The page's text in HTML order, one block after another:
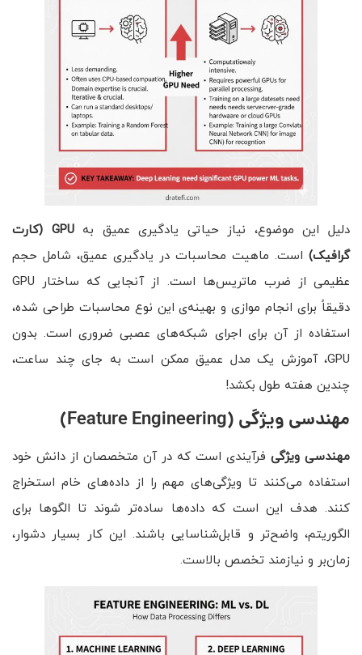
دلیل این موضوع، نیاز حیاتی یادگیری عمیق بهGPU (کارت
گرافیک) است. ماهیت محاسبات در یادگیری عمیق، شامل حجم
عظیمی از ضرب ماتریس‌ها است. از آنجایی که ساختار GPU
دقیقاً برای انجام موازی و بهینه‌ی این نوع محاسبات طراحی شده،
استفاده از آن برای اجرای شبکه‌های عصبی ضروری است. بدون
GPU، آموزش یک مدل عمیق ممکن است به جای چند ساعت،
چندین هفته طول بکشد!
مهندسی ویژگی (Feature Engineering)
مهندسی ویژگی فرآیندی است که در آن متخصصان از دانش خود
استفاده می‌کنند تا ویژگی‌های مهم را از داده‌های خام استخراج
کنند. هدف این است که داده‌ها ساده‌تر شوند تا الگوها برای
الگوریتم، واضح‌تر و قابل‌شناسایی باشند. این کار بسیار دشوار،
زمان‌بر و نیازمند تخصص بالاست.